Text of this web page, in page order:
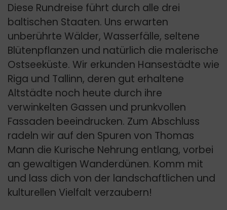
Diese Rundreise führt durch alle drei
baltischen Staaten. Uns erwarten
unberührte Wälder, Wasserfälle, seltene
Blütenpflanzen und natürlich die malerische
Ostseeküste. Wir erkunden Hansestädte wie
Riga und Tallinn, deren gut erhaltene
Altstädte noch heute durch ihre
verwinkelten Gassen und prunkvollen
Fassaden beeindrucken. Zum Abschluss
radeln wir auf den Spuren von Thomas
Mann die Kurische Nehrung entlang, vorbei
an gewaltigen Wanderdünen. Komm mit
und lass dich von der landschaftlichen und
kulturellen Vielfalt verzaubern!